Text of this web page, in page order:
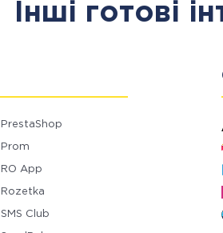
Інші готові
PrestaShop
Prom
RO App
Rozetka
SMS Club